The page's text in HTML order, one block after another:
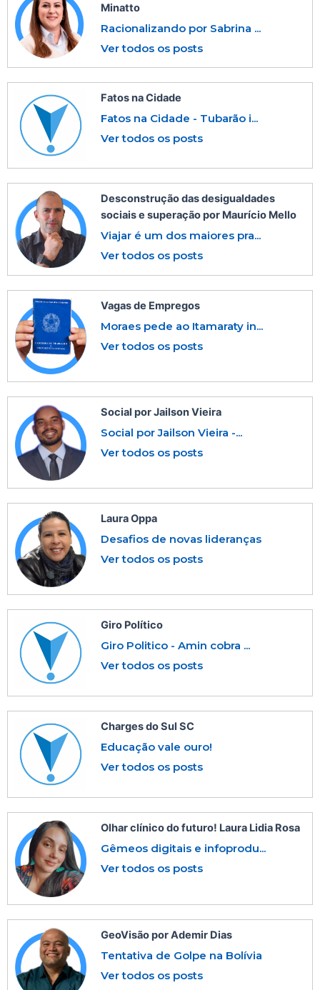
Minatto
Racionalizando por Sabrina ...
Ver todos os posts
Fatos na Cidade
Fatos na Cidade - Tubarão i...
Ver todos os posts
Desconstrução das desigualdades
sociais e superação por Maurício Mello
Viajar é um dos maiores pra...
Ver todos os posts
Vagas de Empregos
Moraes pede ao Itamaraty in...
Ver todos os posts
Social por Jailson Vieira
Social por Jailson Vieira -...
Ver todos os posts
Laura Oppa
Desafios de novas lideranças
Ver todos os posts
Giro Político
Giro Politico - Amin cobra ...
Ver todos os posts
Charges do Sul SC
Educação vale ouro!
Ver todos os posts
Olhar clínico do futuro! Laura Lidia Rosa
Gêmeos digitais e infoprodu...
Ver todos os posts
GeoVisão por Ademir Dias
Tentativa de Golpe na Bolívia
Ver todos os posts